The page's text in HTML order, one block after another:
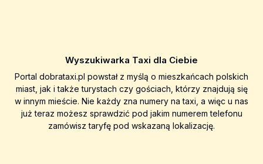
Wyszukiwarka Taxi dla Ciebie
Portal dobrataxi.pl powstał z myślą o mieszkańcach polskich
miast, jak i także turystach czy gościach, którzy znajdują się
w innym mieście. Nie każdy zna numery na taxi, a więc u nas
już teraz możesz sprawdzić pod jakim numerem telefonu
zamówisz taryfę pod wskazaną lokalizację.